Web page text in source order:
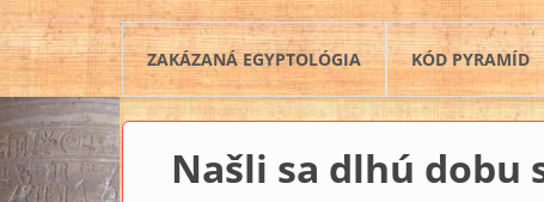
ZAKÁZANÁ EGYPTOLÓGIA KÓD PYRAMÍD
Našli sa dlhú